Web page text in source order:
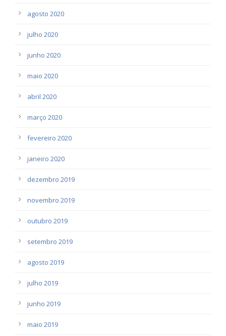
agosto 2020
julho 2020
junho 2020
maio 2020
abril 2020
março 2020
fevereiro 2020
janeiro 2020
dezembro 2019
novembro 2019
outubro 2019
setembro 2019
agosto 2019
julho 2019
junho 2019
maio 2019